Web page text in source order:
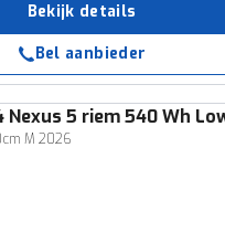
Bekijk details
Bel aanbieder
Nexus 5 riem 540 Wh
M 2026